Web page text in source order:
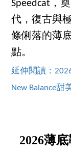
Speedcat，
代，復古與
條俐落的薄
點。
延伸閱讀：
New Balance甜
2026薄